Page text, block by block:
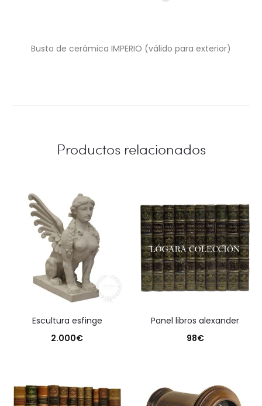
Busto de cerámica IMPERIO (válido para exterior)
Productos relacionados
escultura esfinge
2.000€
panel libros alexander
98€